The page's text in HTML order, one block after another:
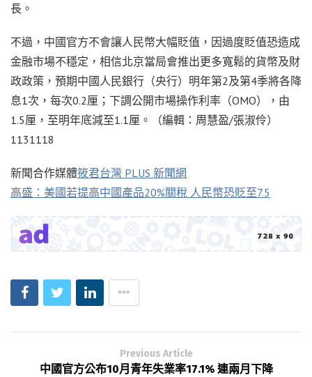
長。
不過，中國官方不會讓人民幣大幅貶值，因過度貶值恐造成
金融市場不穩定，相信北京當局會推出更多寬鬆的貨幣及財
政政策，預期中國人民銀行（央行）明年第2及第4季將各降
息1次，每次0.2厘；下調公開市場操作利率（OMO），由
1.5厘，至明年底減至1.1厘。（編輯：周慧盈/張淑伶）
1131118
新聞合作媒體筱君台灣 PLUS 新聞網
高盛：美國若提高中國產品20%關稅 人民幣恐貶至7.5
Previous Article
中國官方公布10月青年失業率17.1% 連兩月下降